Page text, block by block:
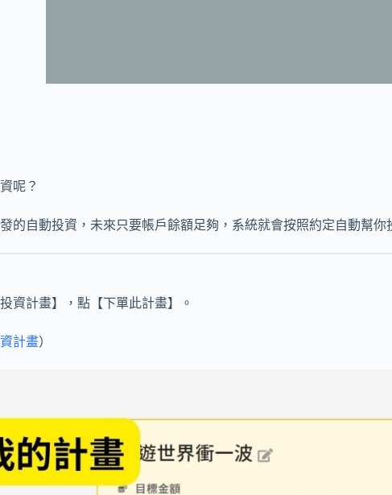
呢？
的自動投資，未來只要帳戶餘額足夠，系統就會按照約定自動幫你
資計畫】，點【下單此計畫】。
計畫）